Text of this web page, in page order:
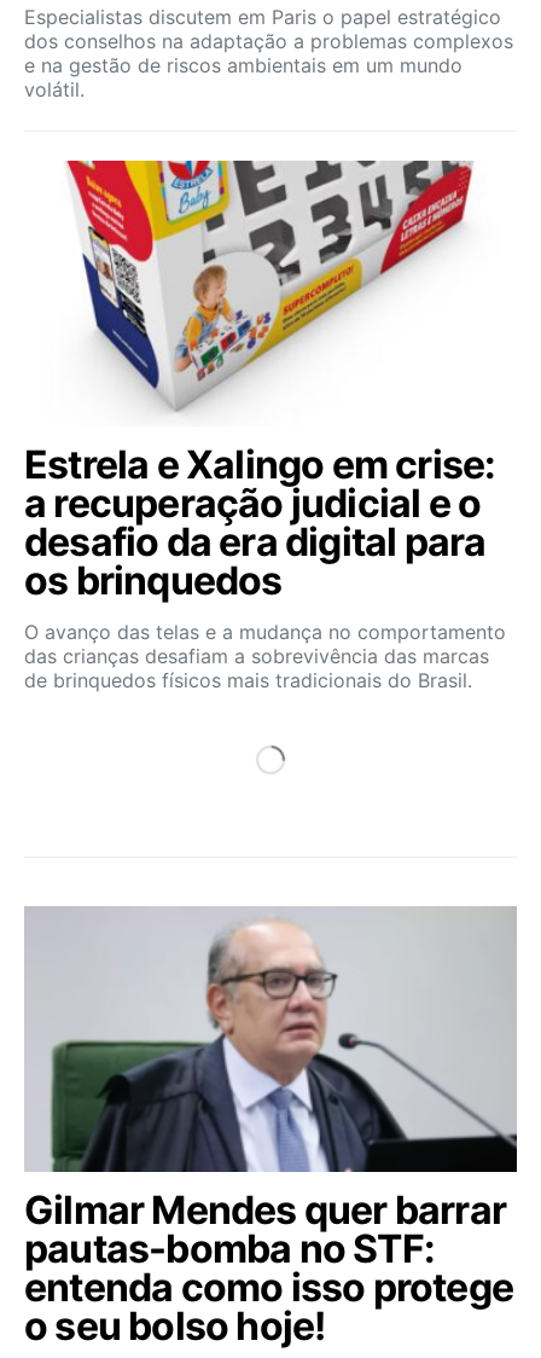
Especialistas discutem em Paris o papel estratégico
dos conselhos na adaptação a problemas complexos
e na gestão de riscos ambientais em um mundo
volátil.
Estrela e Xalingo em crise:
a recuperação judicial e o
desafio da era digital para
os brinquedos
O avanço das telas e a mudança no comportamento
das crianças desafiam a sobrevivência das marcas
de brinquedos físicos mais tradicionais do Brasil.
Gilmar Mendes quer barrar
pautas-bomba no STF:
entenda como isso protege
o seu bolso hoje!